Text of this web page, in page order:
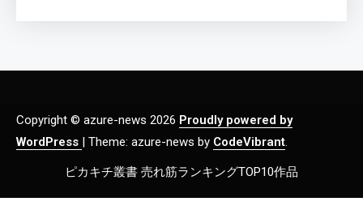
Copyright © azure-news 2026 Proudly powered by
WordPress | Theme: azure-news by CodeVibrant.
ピカキチ叢書 売れ筋ランキングTOP10作品